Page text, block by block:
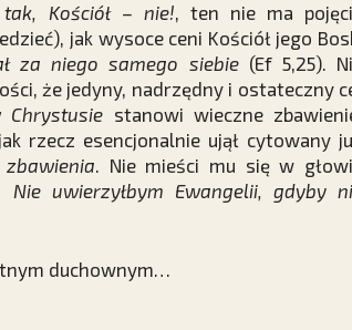
Kościół – nie!, ten nie ma
jak wysoce ceni Kościół jego
za niego samego siebie(Ef 5,25).
że jedyny, nadrzędny i ostateczny
stanowi wieczne
rzecz esencjonalnie ujął cytowany
. Nie mieści mu się w
Nie uwierzyłbym Ewangelii, gdyby
duchownym…